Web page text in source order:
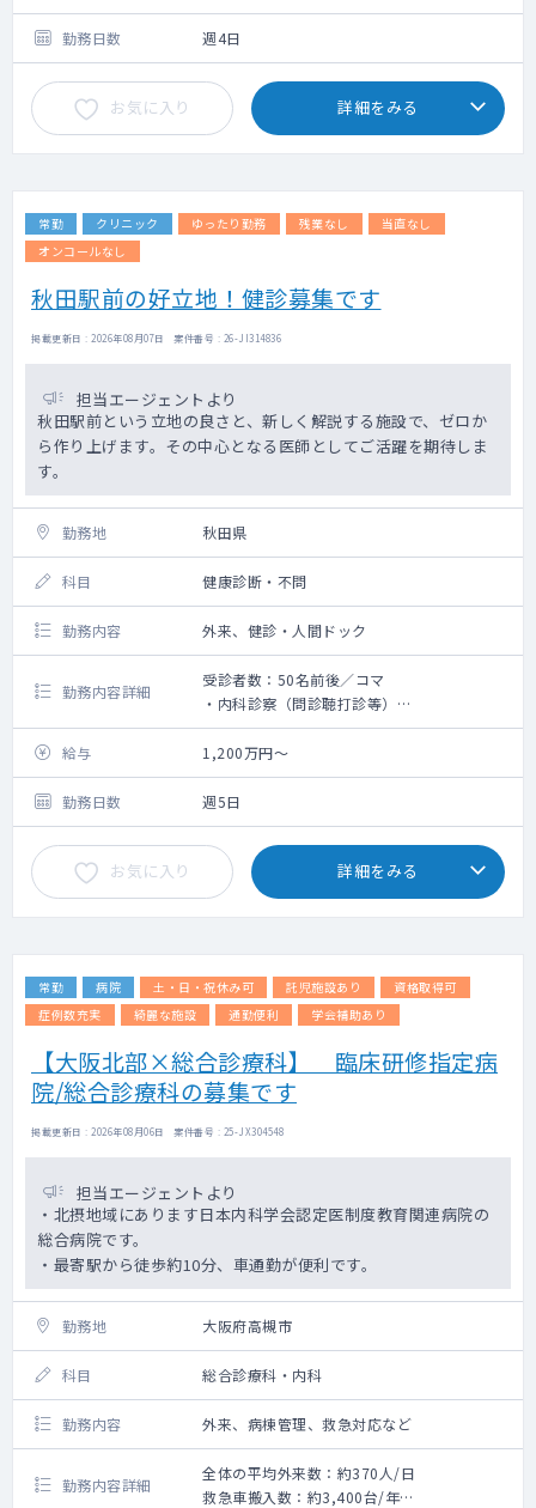
【勤務内容】
・入所者定員100名（一般棟60名・認知症専
門棟40名）の管理 ※現在92～93名程の稼働
・通所定員20名の診察 ※現在平均12名程
・看取りは翌朝対応となりますので、お休み
時や夜間などは関連病院の医師で対応できる
範囲は対応しております。
勤務日数 週4日
お気に入り 詳細をみる
常勤 クリニック ゆったり勤務 残業なし
当直なし
オンコールなし
秋田駅前の好立地！健診募集です
掲載更新日 : 2026年08月07日 案件番号 : 26-JI314836
担当エージェントより
秋田駅前という立地の良さと、新しく解説する施設で、ゼロか
ら作り上げます。その中心となる医師としてご活躍を期待しま
す。
勤務地 秋田県
科目 健康診断・不問
勤務内容 外来、健診・人間ドック
勤務内容詳細
受診者数：50名前後／コマ
・内科診察（問診聴打診等）
・2診体制で午前最大90名の受け入れ枠があ
ります。
・予約状況により、特殊健診のご対応あり
・腹部エコー、心電図の判定が出た際、受診
者の方へ結果説明を行っていただく場合がご
ざいます
・女性フロア/男性フロアどちらもご担当いた
だく可能性があります。
・外来診療：有り（二次健診程度）
■読影について
をご明示ください
・X線読影（胸部・胃部）
・乳腺読影（マンモ・エコー）
・心電図読影
・腹部エコー読影
・CT読影（胸部・腹部）
検査技師と読影もあり。
結果判定・説明（胸部・ 胃部 ・可能なら乳腺
の一次読影）
専門外の場合は、院長をはじめとした常勤医
がフォローします。
遠隔読影あり
二次読影：胸部・胃部・乳腺
給与 1,200万円～
勤務日数 週5日
お気に入り 詳細をみる
常勤 病院 土・日・祝休み可 託児施設あり
資格取得可
症例数充実
綺麗な施設 通勤便利 学会補助あり
【大阪北部×総合診療科】 臨床研修指定病
院/総合診療科の募集です
掲載更新日 : 2026年08月06日 案件番号 : 25-JX304548
担当エージェントより
・北摂地域にあります日本内科学会認定医制度教育関連病院の
総合病院です。
・最寄駅から徒歩約10分、車通勤が便利です。
勤務地 大阪府高槻市
科目 総合診療科・内科
勤務内容 外来、病棟管理、救急対応など
勤務内容詳細
全体の平均外来数：約370人/日
救急車搬入数：約3,400台/年